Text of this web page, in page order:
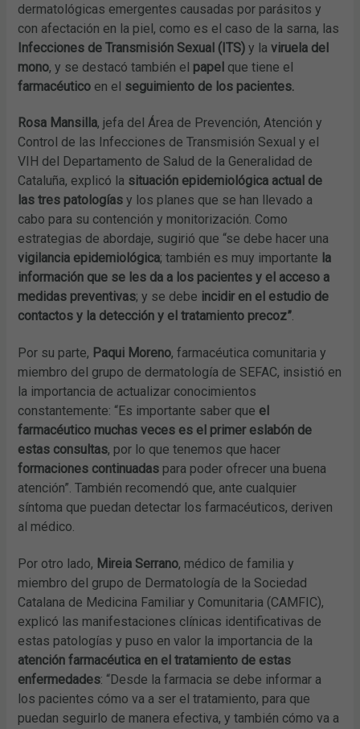
dermatológicas emergentes causadas por parásitos y
con afectación en la piel, como es el caso de la sarna, las
Infecciones de Transmisión Sexual (ITS) y laviruela del
mono, y se destacó también el papel que tiene el
farmacéutico en el seguimiento de los pacientes.
Rosa Mansilla, jefa del Área de Prevención, Atención y
Control de las Infecciones de Transmisión Sexual y el
VIH del Departamento de Salud de la Generalidad de
Cataluña, explicó la situación epidemiológica actual de
las tres patologías y los planes que se han llevado a
cabo para su contención y monitorización. Como
estrategias de abordaje, sugirió que “se debe hacer una
vigilancia epidemiológica; también es muy importante la
información que se les da a los pacientes y el acceso a
medidas preventivas; y se debe incidir en el estudio de
contactos y la detección y el tratamiento precoz”.
Por su parte, Paqui Moreno, farmacéutica comunitaria y
miembro del grupo de dermatología de SEFAC, insistió en
la importancia de actualizar conocimientos
constantemente: “Es importante saber que el
farmacéutico muchas veces es el primer eslabón de
estas consultas, por lo que tenemos que hacer
formaciones continuadas para poder ofrecer una buena
atención”. También recomendó que, ante cualquier
síntoma que puedan detectar los farmacéuticos, deriven
al médico.
Por otro lado, Mireia Serrano, médico de familia y
miembro del grupo de Dermatología de la Sociedad
Catalana de Medicina Familiar y Comunitaria (CAMFIC),
explicó las manifestaciones clínicas identificativas de
estas patologías y puso en valor la importancia de la
atención farmacéutica en el tratamiento de estas
enfermedades: “Desde la farmacia se debe informar a
los pacientes cómo va a ser el tratamiento, para que
puedan seguirlo de manera efectiva, y también cómo va a